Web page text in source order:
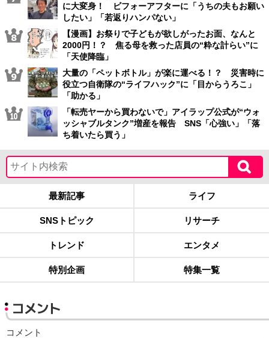
に大変身！ ビフォーアフターに「うちの夫もお願い
したい」「若返りハンパない」
【漫画】お祭りで子どもが欲しがったお面、なんと
2000円！？ 焦る母を救った店員の“粋な計らい”に
「天使降臨」
大量の「ペットボトル」が楽に運べる！？ 災害時に
役立つ自衛隊の“ライフハック”に「目からうろこ」
「助かる」
「転売ヤーから買わないで」アイラップ公式が“ウォ
ッシャブルタンク”増産を報告 SNS「心強い」「落
ち着いたら買う」
最新記事 ライフ
SNSトピック リサーチ
トレンド エンタメ
特別企画 特集一覧
コメント
コメント